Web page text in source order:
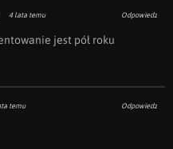
4 lata temu Odpowiedz
jest pół roku
temu Odpowiedz